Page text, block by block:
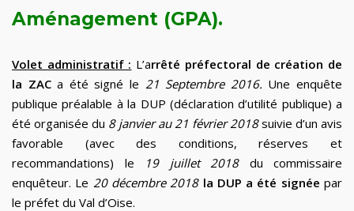
Aménagement (GPA).
Volet administratif : L’arrêté préfectoral de création de
la ZACa été signé le 21 Septembre 2016. Une enquête
publique préalable à la DUP (déclaration d’utilité publique) a
été organisée du 8 janvier au 21 février 2018suivie d’un avis
favorable (avec des conditions, réserves et
recommandations) le
19 juillet 2018du commissaire
enquêteur. Le 20 décembre 2018 la DUP a été signée par
le préfet du Val d’Oise.